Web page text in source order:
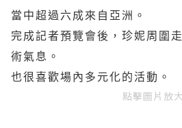
當中超過六成來自亞洲。
完成記者預覽會後，珍妮周圍
術氣息。
也很喜歡場內多元化的活動。
點擊圖片放大